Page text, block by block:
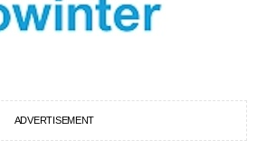
ADVERTISEMENT